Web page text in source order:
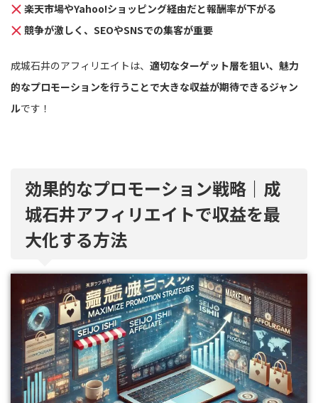
楽天市場やYahoo!ショッピング経由だと報酬率が下がる
競争が激しく、SEOやSNSでの集客が重要
成城石井のアフィリエイトは、 適切なターゲット層を狙い、魅力
的なプロモーションを行うことで大きな収益が期待できるジャン
ルです！
効果的なプロモーション戦略｜成
城石井アフィリエイトで収益を最
大化する方法